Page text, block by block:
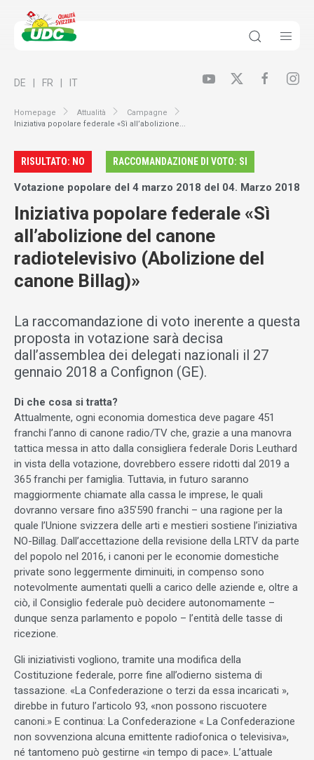
Homepage Attualità
Campagne
Iniziativa popolare federale «Sì all’abolizione...
DE FR IT
RISULTATO: NO RACCOMANDAZIONE DI VOTO: SI
Votazione popolare del 4 marzo 2018 del 04. Marzo 2018
Iniziativa popolare federale «Sì
all’abolizione del canone
radiotelevisivo (Abolizione del
canone Billag)»
La raccomandazione di voto inerente a questa
proposta in votazione sarà decisa
dall’assemblea dei delegati nazionali il 27
gennaio 2018 a Confignon (GE).
Di che cosa si tratta?
Attualmente, ogni economia domestica deve pagare 451
franchi l’anno di canone radio/TV che, grazie a una manovra
tattica messa in atto dalla consigliera federale Doris Leuthard
in vista della votazione, dovrebbero essere ridotti dal 2019 a
365 franchi per famiglia. Tuttavia, in futuro saranno
maggiormente chiamate alla cassa le imprese, le quali
dovranno versare fino a35’590 franchi – una ragione per la
quale l’Unione svizzera delle arti e mestieri sostiene l’iniziativa
NO-Billag. Dall’accettazione della revisione della LRTV da parte
del popolo nel 2016, i canoni per le economie domestiche
private sono leggermente diminuiti, in compenso sono
notevolmente aumentati quelli a carico delle aziende e, oltre a
ciò, il Consiglio federale può decidere autonomamente –
dunque senza parlamento e popolo – l’entità delle tasse di
ricezione.
Gli iniziativisti vogliono, tramite una modifica della
Costituzione federale, porre fine all’odierno sistema di
tassazione. «La Confederazione o terzi da essa incaricati »,
direbbe in futuro l’articolo 93, «non possono riscuotere
canoni.» E continua: La Confederazione « La Confederazione
non sovvenziona alcuna emittente radiofonica o televisiva»,
né tantomeno può gestirne «in tempo di pace». L’attuale